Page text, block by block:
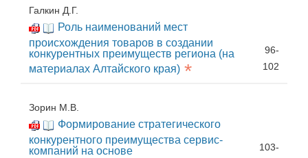
Галкин Д.Г.
Роль наименований мест
происхождения товаров в создании
конкурентных преимуществ региона (на
материалах Алтайского края) *
96-
102
Зорин М.В.
Формирование стратегического
конкурентного преимущества сервис-
компаний на основе
103-